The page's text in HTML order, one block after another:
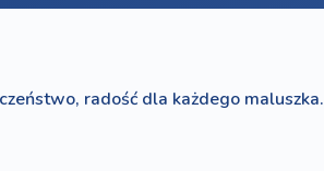
radość dla każdego maluszka.